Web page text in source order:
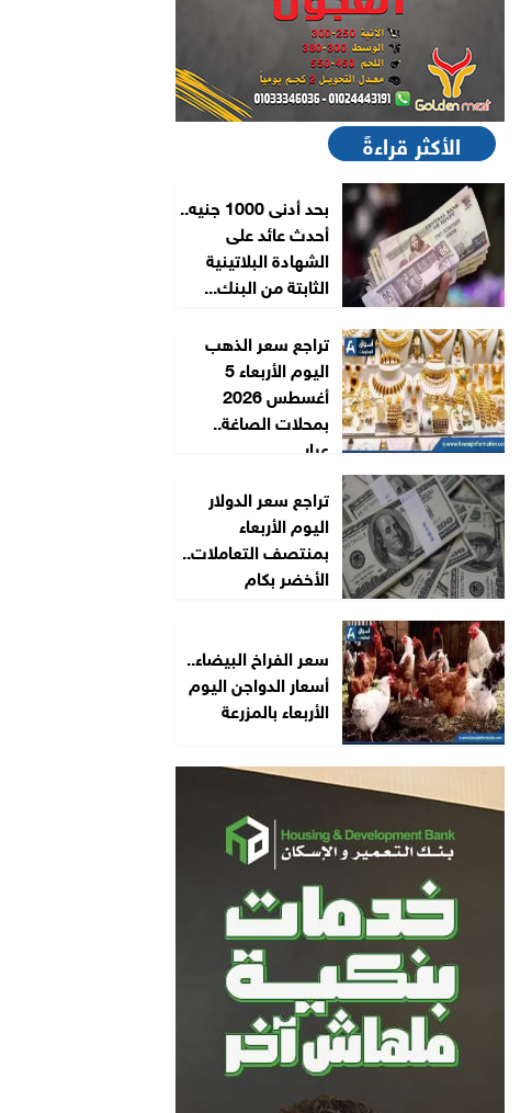
الأكثر قراءةً
بحد أدنى 1000 جنيه..
أحدث عائد على
الشهادة البلاتينية
الثابتة من البنك...
تراجع سعر الذهب
اليوم الأربعاء 5
أغسطس 2026
بمحلات الصاغة..
عيار...
تراجع سعر الدولار
اليوم الأربعاء
بمنتصف التعاملات..
الأخضر بكام
سعر الفراخ البيضاء..
أسعار الدواجن اليوم
الأربعاء بالمزرعة